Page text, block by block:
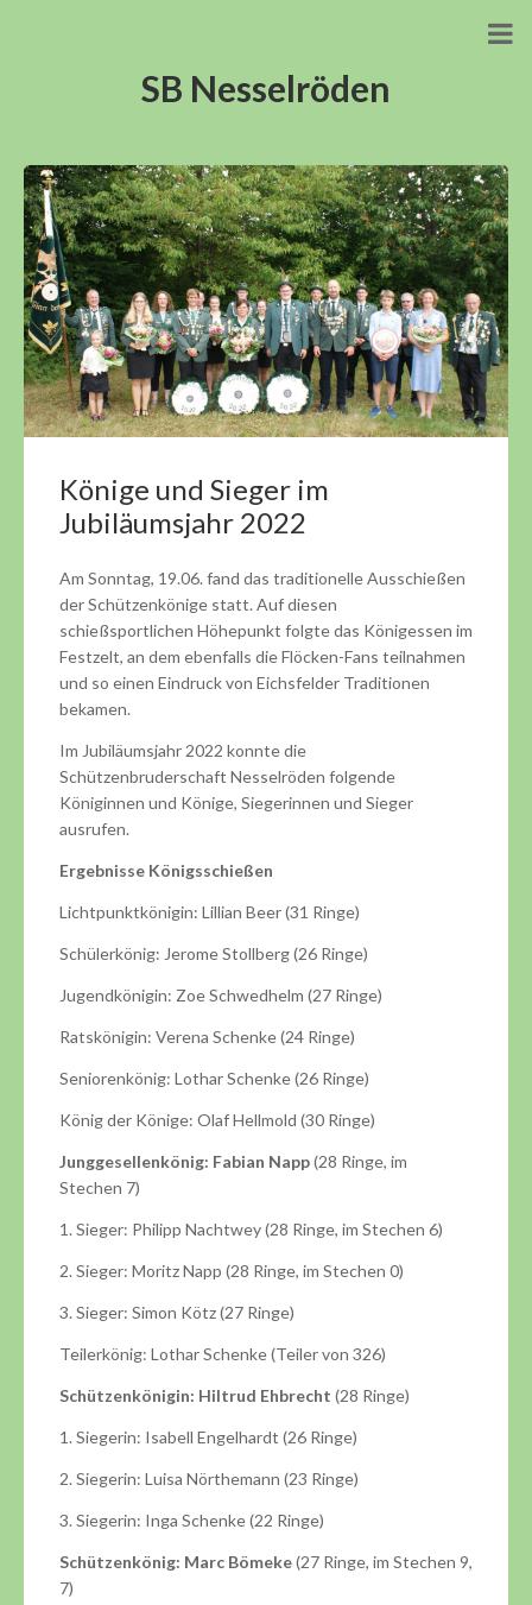
SB Nesselröden
Könige und Sieger im
Jubiläumsjahr 2022
Am Sonntag, 19.06. fand das traditionelle Ausschießen
der Schützenkönige statt. Auf diesen
schießsportlichen Höhepunkt folgte das Königessen im
Festzelt, an dem ebenfalls die Flöcken-Fans teilnahmen
und so einen Eindruck von Eichsfelder Traditionen
bekamen.
Im Jubiläumsjahr 2022 konnte die
Schützenbruderschaft Nesselröden folgende
Königinnen und Könige, Siegerinnen und Sieger
ausrufen.
Ergebnisse Königsschießen
Lichtpunktkönigin: Lillian Beer (31 Ringe)
Schülerkönig: Jerome Stollberg (26 Ringe)
Jugendkönigin: Zoe Schwedhelm (27 Ringe)
Ratskönigin: Verena Schenke (24 Ringe)
Seniorenkönig: Lothar Schenke (26 Ringe)
König der Könige: Olaf Hellmold (30 Ringe)
Junggesellenkönig: Fabian Napp(28 Ringe, im
Stechen 7)
1. Sieger: Philipp Nachtwey (28 Ringe, im Stechen 6)
2. Sieger: Moritz Napp (28 Ringe, im Stechen 0)
3. Sieger: Simon Kötz (27 Ringe)
Teilerkönig: Lothar Schenke (Teiler von 326)
Schützenkönigin: Hiltrud Ehbrecht (28 Ringe)
1. Siegerin: Isabell Engelhardt (26 Ringe)
2. Siegerin: Luisa Nörthemann (23 Ringe)
3. Siegerin: Inga Schenke (22 Ringe)
Schützenkönig: Marc Bömeke(27 Ringe, im Stechen 9,
7)